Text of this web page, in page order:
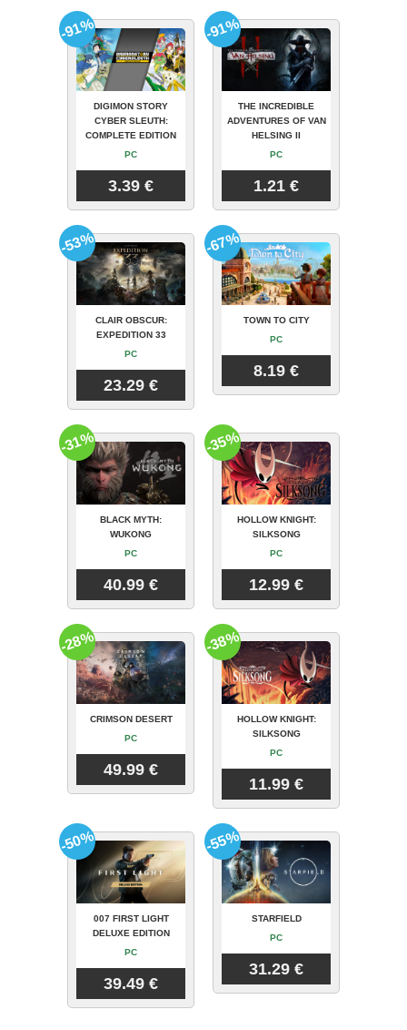
DIGIMON STORY
CYBER SLEUTH:
COMPLETE EDITION
PC
3.39 €
-91%
THE INCREDIBLE
ADVENTURES OF VAN
HELSING II
PC
1.21 €
-91%
CLAIR OBSCUR:
EXPEDITION 33
PC
23.29 €
-53%
TOWN TO CITY
PC
8.19 €
-67%
BLACK MYTH:
WUKONG
PC
40.99 €
-31%
HOLLOW KNIGHT:
SILKSONG
PC
12.99 €
-35%
CRIMSON DESERT
PC
49.99 €
-28%
HOLLOW KNIGHT:
SILKSONG
PC
11.99 €
-38%
007 FIRST LIGHT
DELUXE EDITION
PC
39.49 €
-50%
STARFIELD
PC
31.29 €
-55%